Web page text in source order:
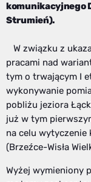
komunikacyjnego
Strumień).
W związku z
pracami nad
tym o trwającym I
wykonywanie
pobliżu jeziora
już w tym
na celu
(Brzeźce-Wisła
Wyżej wymieniony